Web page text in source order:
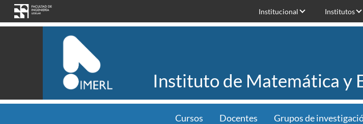
Pasar al contenido principal
Institucional Institutos
Instituto de Matemática y
Cursos Docentes Grupos de